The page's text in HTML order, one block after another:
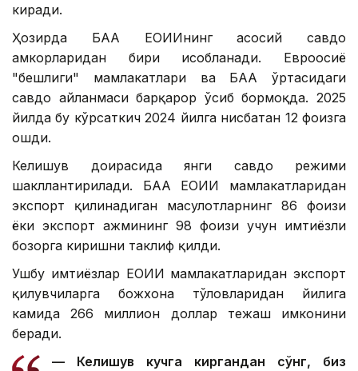
киради.
Ҳозирда БАА ЕОИИнинг асосий савдо
ҳамкорларидан бири ҳисобланади. Евроосиё
"бешлиги" мамлакатлари ва БАА ўртасидаги
савдо айланмаси барқарор ўсиб бормоқда. 2025
йилда бу кўрсаткич 2024 йилга нисбатан 12 фоизга
ошди.
Келишув доирасида янги савдо режими
шакллантирилади. БАА ЕОИИ мамлакатларидан
экспорт қилинадиган маҳсулотларнинг 86 фоизи
ёки экспорт ҳажмининг 98 фоизи учун имтиёзли
бозорга киришни таклиф қилди.
Ушбу имтиёзлар ЕОИИ мамлакатларидан экспорт
қилувчиларга божхона тўловларидан йилига
камида 266 миллион доллар тежаш имконини
беради.
— Келишув кучга киргандан сўнг, биз